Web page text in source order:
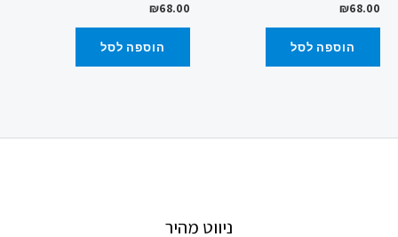
₪68.00
הוספה לסל
₪68.00
הוספה לסל
ניווט מהיר